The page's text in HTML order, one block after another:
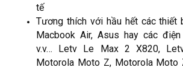
tế
Tương thích với hầu hết các thiết
Macbook Air, Asus hay các
v.v… Letv Le Max 2 X820,
Motorola Moto Z, Motorola Moto